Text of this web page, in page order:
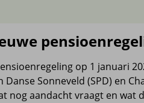
op 1 januari
Sonneveld (SPD) en
nog aandacht vraagt en